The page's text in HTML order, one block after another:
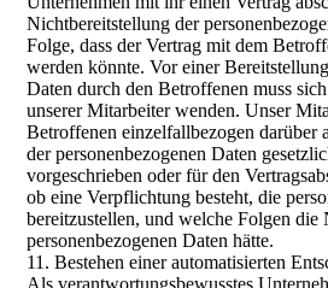
Nichtbereitstellung der
Folge, dass der Vertrag mit dem
werden könnte. Vor einer
Daten durch den Betroffenen muss
unserer Mitarbeiter wenden. Unser
Betroffenen einzelfallbezogen darüber
der personenbezogenen Daten
vorgeschrieben oder für den
ob eine Verpflichtung besteht, die
bereitzustellen, und welche Folgen die
personenbezogenen Daten hätte.
11. Bestehen einer automatisierten
Als verantwortungsbewusstes